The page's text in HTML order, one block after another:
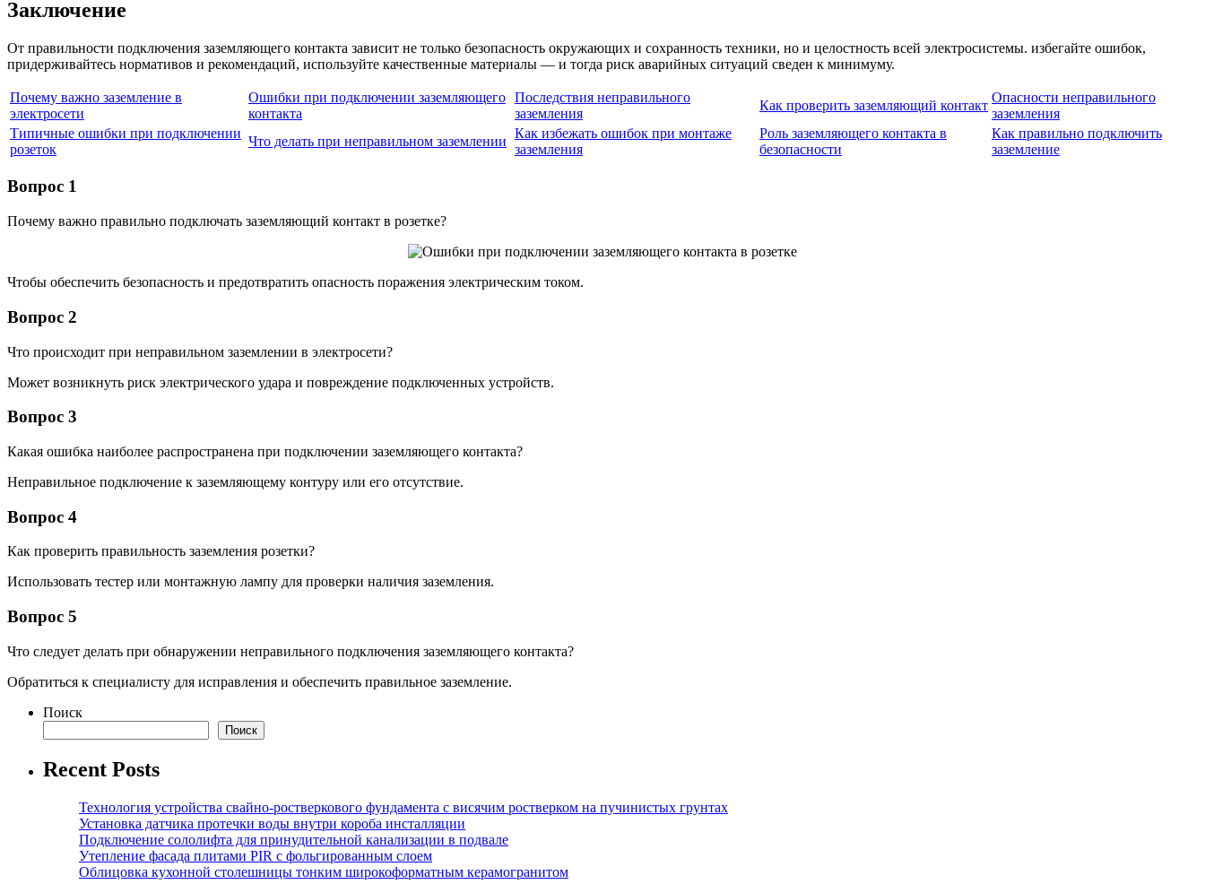
Заключение
От правильности подключения заземляющего контакта зависит не только безопасность окружающих и сохранность техники, но и целостность всей электросистемы. избегайте ошибок,
придерживайтесь нормативов и рекомендаций, используйте качественные материалы — и тогда риск аварийных ситуаций сведен к минимуму.
Почему важно заземление в
электросети
Ошибки при подключении заземляющего
контакта
Последствия неправильного
заземления
Как проверить заземляющий контакт
Опасности неправильного
заземления
Типичные ошибки при подключении
розеток
Что делать при неправильном заземлении
Как избежать ошибок при монтаже
заземления
Роль заземляющего контакта в
безопасности
Как правильно подключить
заземление
Вопрос 1
Почему важно правильно подключать заземляющий контакт в розетке?
Чтобы обеспечить безопасность и предотвратить опасность поражения электрическим током.
Вопрос 2
Что происходит при неправильном заземлении в электросети?
Может возникнуть риск электрического удара и повреждение подключенных устройств.
Вопрос 3
Какая ошибка наиболее распространена при подключении заземляющего контакта?
Неправильное подключение к заземляющему контуру или его отсутствие.
Вопрос 4
Как проверить правильность заземления розетки?
Использовать тестер или монтажную лампу для проверки наличия заземления.
Вопрос 5
Что следует делать при обнаружении неправильного подключения заземляющего контакта?
Обратиться к специалисту для исправления и обеспечить правильное заземление.
Поиск
Поиск
Recent Posts
Технология устройства свайно-ростверкового фундамента с висячим ростверком на пучинистых грунтах
Установка датчика протечки воды внутри короба инсталляции
Подключение сололифта для принудительной канализации в подвале
Утепление фасада плитами PIR с фольгированным слоем
Облицовка кухонной столешницы тонким широкоформатным керамогранитом